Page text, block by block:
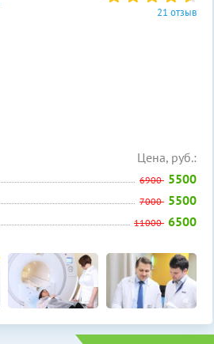
21 отзыв
Цена, руб.:
6900 5500
7000 5500
11000 6500